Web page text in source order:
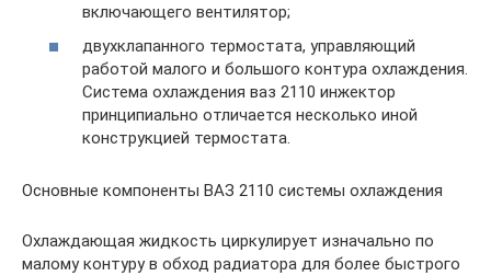
включающего вентилятор;
двухклапанного термостата, управляющий
работой малого и большого контура охлаждения.
Система охлаждения ваз 2110 инжектор
принципиально отличается несколько иной
конструкцией термостата.
Основные компоненты ВАЗ 2110 системы охлаждения
Охлаждающая жидкость циркулирует изначально по
малому контуру в обход радиатора для более быстрого